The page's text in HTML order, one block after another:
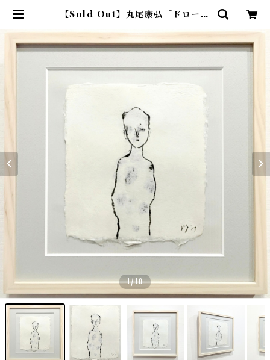
【Sold Out】丸尾康弘「ドローイ
ラインショップ
1/10